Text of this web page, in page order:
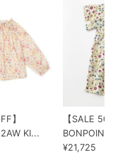
】
KI...
【SALE
BONPOINT
¥21,725